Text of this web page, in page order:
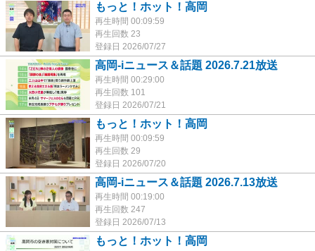
もっと！ホット！高岡
再生時間 00:09:59
再生回数 23
登録日 2026/07/27
高岡-iニュース＆話題 2026.7.21放送
再生時間 00:29:00
再生回数 101
登録日 2026/07/21
もっと！ホット！高岡
再生時間 00:09:59
再生回数 29
登録日 2026/07/20
高岡-iニュース＆話題 2026.7.13放送
再生時間 00:19:00
再生回数 247
登録日 2026/07/13
もっと！ホット！高岡